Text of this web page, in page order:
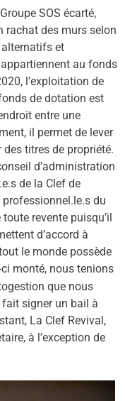
SOS écarté,
rachat des murs selon
et
au fonds
l’exploitation de
de dotation est
entre une
il permet de lever
des titres de propriété.
d’administration
de la Clef de
professionnel.le.s du
revente puisqu’il
d’accord à
le monde possède
monté, nous tenions
que nous
signer un bail à
La Clef Revival,
à l’exception de